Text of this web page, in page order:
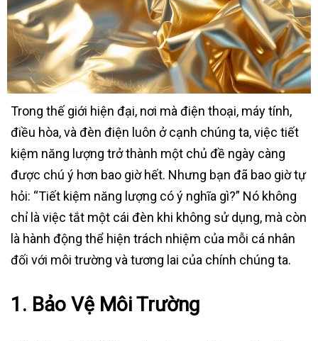
Trong thế giới hiện đại, nơi mà điện thoại, máy tính,
điều hòa, và đèn điện luôn ở cạnh chúng ta, việc tiết
kiệm năng lượng trở thành một chủ đề ngày càng
được chú ý hơn bao giờ hết. Nhưng bạn đã bao giờ tự
hỏi: “Tiết kiệm năng lượng có ý nghĩa gì?” Nó không
chỉ là việc tắt một cái đèn khi không sử dụng, mà còn
là hành động thể hiện trách nhiệm của mỗi cá nhân
đối với môi trường và tương lai của chính chúng ta.
1. Bảo Vệ Môi Trường